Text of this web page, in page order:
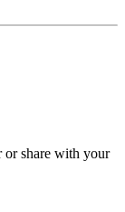
or share with your